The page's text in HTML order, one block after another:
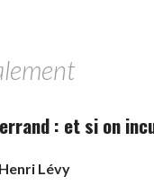
: et si on
Lévy